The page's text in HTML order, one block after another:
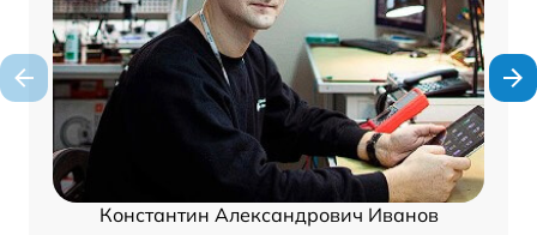
Константин Александрович Иванов